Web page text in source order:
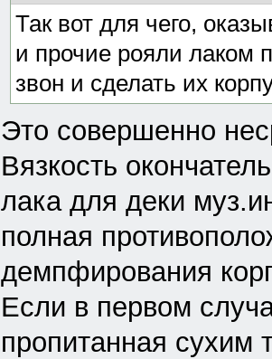
Так вот для чего,
и прочие рояли лаком
звон и сделать их
Это совершенно
Вязкость
лака для деки
полная
демпфирования
Если в первом
пропитанная сухим